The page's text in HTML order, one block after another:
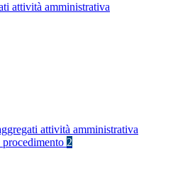
attività amministrativa
attività amministrativa
2